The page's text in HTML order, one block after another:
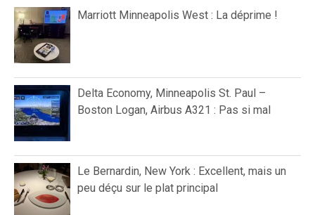
Marriott Minneapolis West : La déprime !
Delta Economy, Minneapolis St. Paul –
Boston Logan, Airbus A321 : Pas si mal
Le Bernardin, New York : Excellent, mais un
peu déçu sur le plat principal